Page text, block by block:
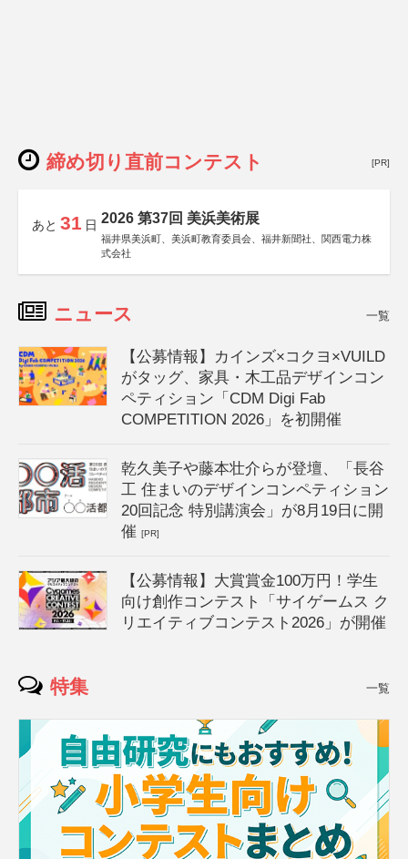
締め切り直前コンテスト [PR]
あと 31 日 2026 第37回 美浜美術展
福井県美浜町、美浜町教育委員会、福井新聞社、関西電力株
式会社
ニュース 一覧
【公募情報】カインズ×コクヨ×VUILD
がタッグ、家具・木工品デザインコン
ペティション「CDM Digi Fab
COMPETITION 2026」を初開催
乾久美子や藤本壮介らが登壇、「長谷
工 住まいのデザインコンペティション
20回記念 特別講演会」が8月19日に開
催[PR]
【公募情報】大賞賞金100万円！学生
向け創作コンテスト「サイゲームス ク
リエイティブコンテスト2026」が開催
特集 一覧